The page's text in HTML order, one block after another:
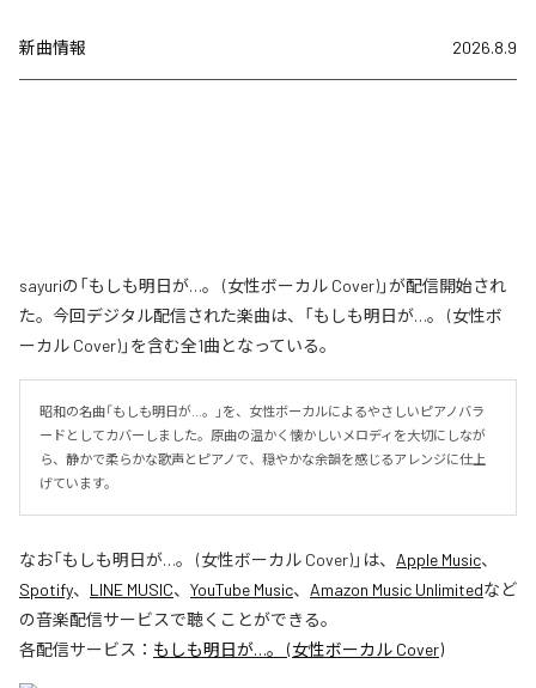
新曲情報 2026.8.9
sayuriの「もしも明日が…。 (女性ボーカル Cover)」が配信開始され
た。今回デジタル配信された楽曲は、「もしも明日が…。 (女性ボ
ーカル Cover)」を含む全1曲となっている。
昭和の名曲「もしも明日が…。」を、女性ボーカルによるやさしいピアノバラ
ードとしてカバーしました。原曲の温かく懐かしいメロディを大切にしなが
ら、静かで柔らかな歌声とピアノで、穏やかな余韻を感じるアレンジに仕上
げています。
なお「もしも明日が…。 (女性ボーカル Cover)」は、 Apple Music、
Spotify、 LINE MUSIC、 YouTube Music、 Amazon Music Unlimitedなど
の音楽配信サービスで聴くことができる。
各配信サービス： もしも明日が…。 (女性ボーカル Cover)